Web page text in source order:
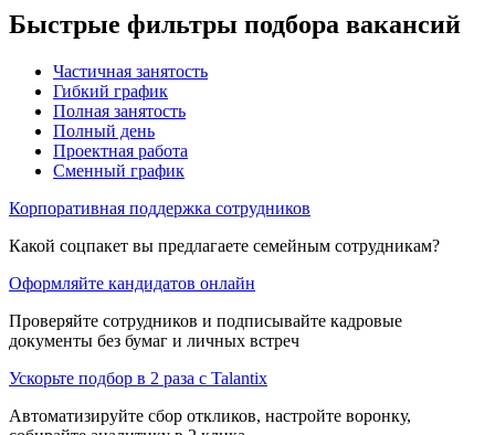
Быстрые фильтры подбора вакансий
Частичная занятость
Гибкий график
Полная занятость
Полный день
Проектная работа
Сменный график
Корпоративная поддержка сотрудников
Какой соцпакет вы предлагаете семейным сотрудникам?
Оформляйте кандидатов онлайн
Проверяйте сотрудников и подписывайте кадровые
документы без бумаг и личных встреч
Ускорьте подбор в 2 раза с Talantix
Автоматизируйте сбор откликов, настройте воронку,